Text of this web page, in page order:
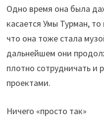
Одно время она была
касается Умы Турман,
что она тоже стала
дальнейшем они
плотно сотрудничать и
проектами.
Ничего «просто так»